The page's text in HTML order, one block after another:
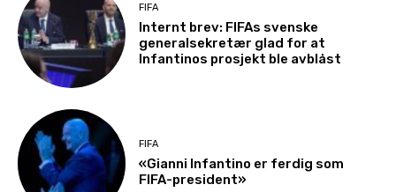
FIFA
Internt brev: FIFAs svenske
generalsekretær glad for at
Infantinos prosjekt ble avblåst
FIFA
«Gianni Infantino er ferdig som
FIFA-president»